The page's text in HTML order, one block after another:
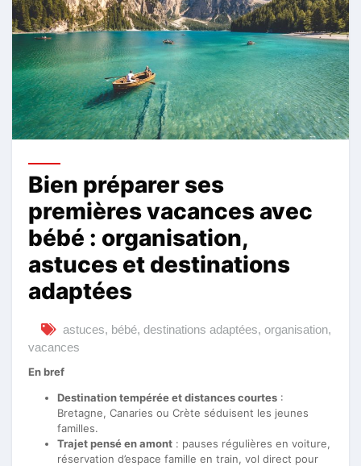
Bien préparer ses
premières vacances avec
bébé : organisation,
astuces et destinations
adaptées
astuces, bébé, destinations adaptées, organisation,
vacances
En bref
Destination tempérée et distances courtes :
Bretagne, Canaries ou Crète séduisent les jeunes
familles.
Trajet pensé en amont : pauses régulières en voiture,
réservation d’espace famille en train, vol direct pour